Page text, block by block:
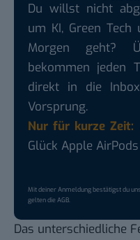
Du willst nicht
um KI, Green Tech
Morgen geht?
bekommen jeden
direkt in die
Vorsprung.
Nur für kurze Zeit:
Glück Apple
Mit deiner Anmeldung bestätigst du
gelten dieAGB.
Das unterschiedliche